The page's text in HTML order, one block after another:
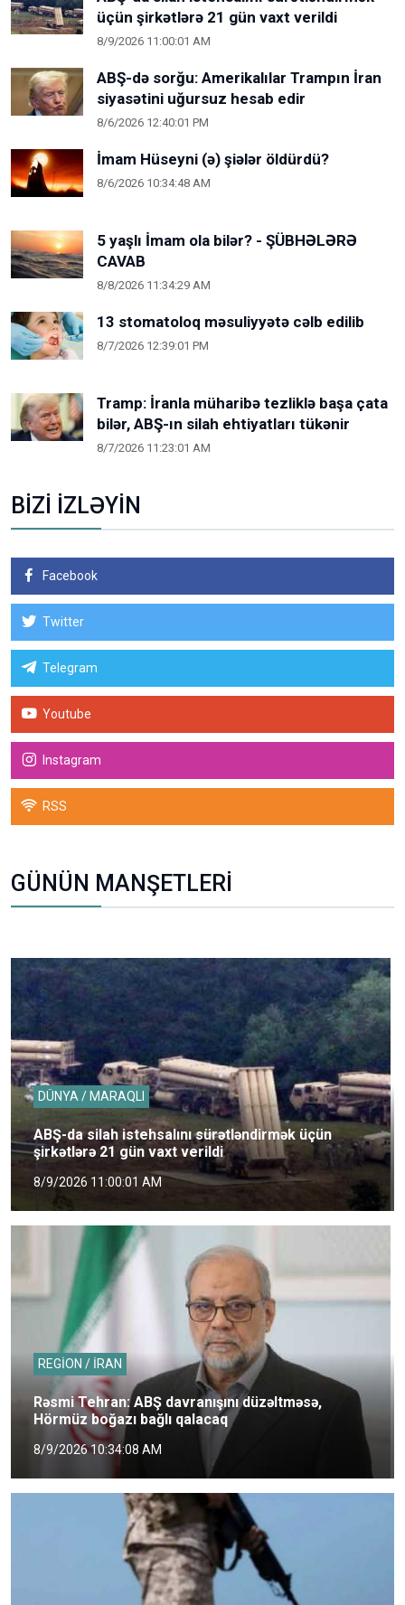
üçün şirkətlərə 21 gün vaxt verildi
8/9/2026 11:00:01 AM
ABŞ-də sorğu: Amerikalılar Trampın İran
siyasətini uğursuz hesab edir
8/6/2026 12:40:01 PM
İmam Hüseyni (ə) şiələr öldürdü?
8/6/2026 10:34:48 AM
5 yaşlı İmam ola bilər? - ŞÜBHƏLƏRƏ
CAVAB
8/8/2026 11:34:29 AM
13 stomatoloq məsuliyyətə cəlb edilib
8/7/2026 12:39:01 PM
Tramp: İranla müharibə tezliklə başa çata
bilər, ABŞ-ın silah ehtiyatları tükənir
8/7/2026 11:23:01 AM
BİZİ İZLƏYİN
Facebook
Twitter
Telegram
Youtube
Instagram
RSS
GÜNÜN MANŞETLERİ
DÜNYA / MARAQLI
ABŞ-da silah istehsalını sürətləndirmək üçün
şirkətlərə 21 gün vaxt verildi
8/9/2026 11:00:01 AM
REGİON / İRAN
Rəsmi Tehran: ABŞ davranışını düzəltməsə,
Hörmüz boğazı bağlı qalacaq
8/9/2026 10:34:08 AM